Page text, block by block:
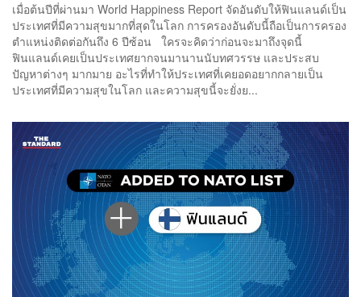
เมื่อต้นปีที่ผ่านมา World Happiness Report จัดอันดับให้ฟินแลนด์เป็น
ประเทศที่มีความสุขมากที่สุดในโลก การครองอันดับนี้ถือเป็นการครอง
ตำแหน่งติดต่อกันถึง 6 ปีซ้อน ใครจะคิดว่าก่อนจะมาถึงจุดนี้
ฟินแลนด์เคยเป็นประเทศยากจนมานานนับทศวรรษ และประสบ
ปัญหาต่างๆ มากมาย อะไรที่ทำให้ประเทศที่เคยอดอยากกลายเป็น
ประเทศที่มีความสุขในโลก และความสุขนี้จะยั่งย...